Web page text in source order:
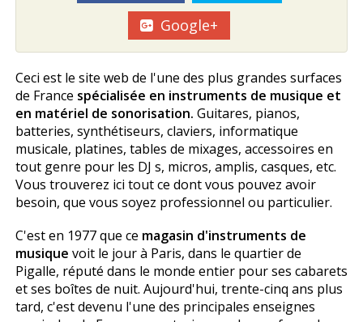
Google+
Ceci est le site web de l'une des plus grandes surfaces
de France spécialisée en instruments de musique et
en matériel de sonorisation. Guitares, pianos,
batteries, synthétiseurs, claviers, informatique
musicale, platines, tables de mixages, accessoires en
tout genre pour les DJ s, micros, amplis, casques, etc.
Vous trouverez ici tout ce dont vous pouvez avoir
besoin, que vous soyez professionnel ou particulier.
C'est en 1977 que ce magasin d'instruments de
musique voit le jour à Paris, dans le quartier de
Pigalle, réputé dans le monde entier pour ses cabarets
et ses boîtes de nuit. Aujourd'hui, trente-cinq ans plus
tard, c'est devenu l'une des principales enseignes